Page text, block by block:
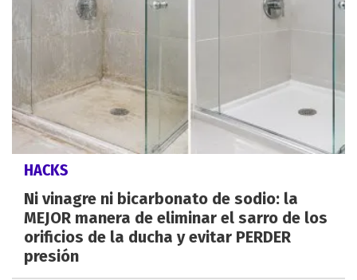
HACKS
Ni vinagre ni bicarbonato de sodio: la
MEJOR manera de eliminar el sarro de los
orificios de la ducha y evitar PERDER
presión